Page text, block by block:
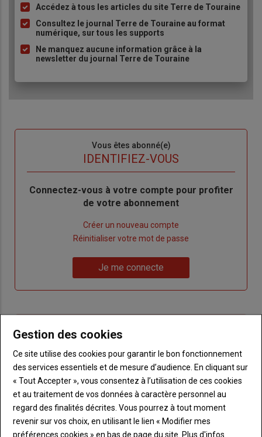
Liste
à
puce
Accédez à tous les articles du site Terre de Touraine
Consultez le journal Terre de Touraine au format
numérique, sur tous les supports
Ne manquez aucune information grâce à la
newsletter du journal Terre de Touraine
Vous êtes abonné(e)
IDENTIFIEZ-VOUS
Body
Connectez-vous à votre compte pour profiter
de votre abonnement
Créer un nouveau compte
de
Réinitialiser votre mot de passe
me
Je me connecte
Sous-
titre
Vous n'êtes pas abonné(e)
BodyChoisissez votre formule et créez votre
compte pour accéder à tout Terre de
Touraine.
Lien Créez un compte
Gestion des cookies
Ce site utilise des cookies pour garantir le bon fonctionnement
des services essentiels et de mesure d’audience. En cliquant sur
« Tout Accepter », vous consentez à l’utilisation de ces cookies
et au traitement de vos données à caractère personnel au
regard des finalités décrites. Vous pourrez à tout moment
revenir sur vos choix, en utilisant le lien « Modifier mes
préférences cookies » en bas de page du site. Plus d'infos